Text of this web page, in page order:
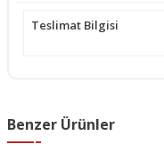
Teslimat Bilgisi
Benzer Ürünler